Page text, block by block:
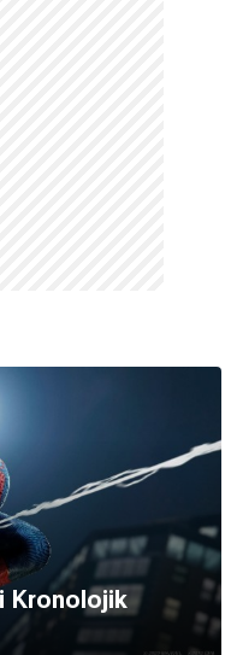
Kronolojik